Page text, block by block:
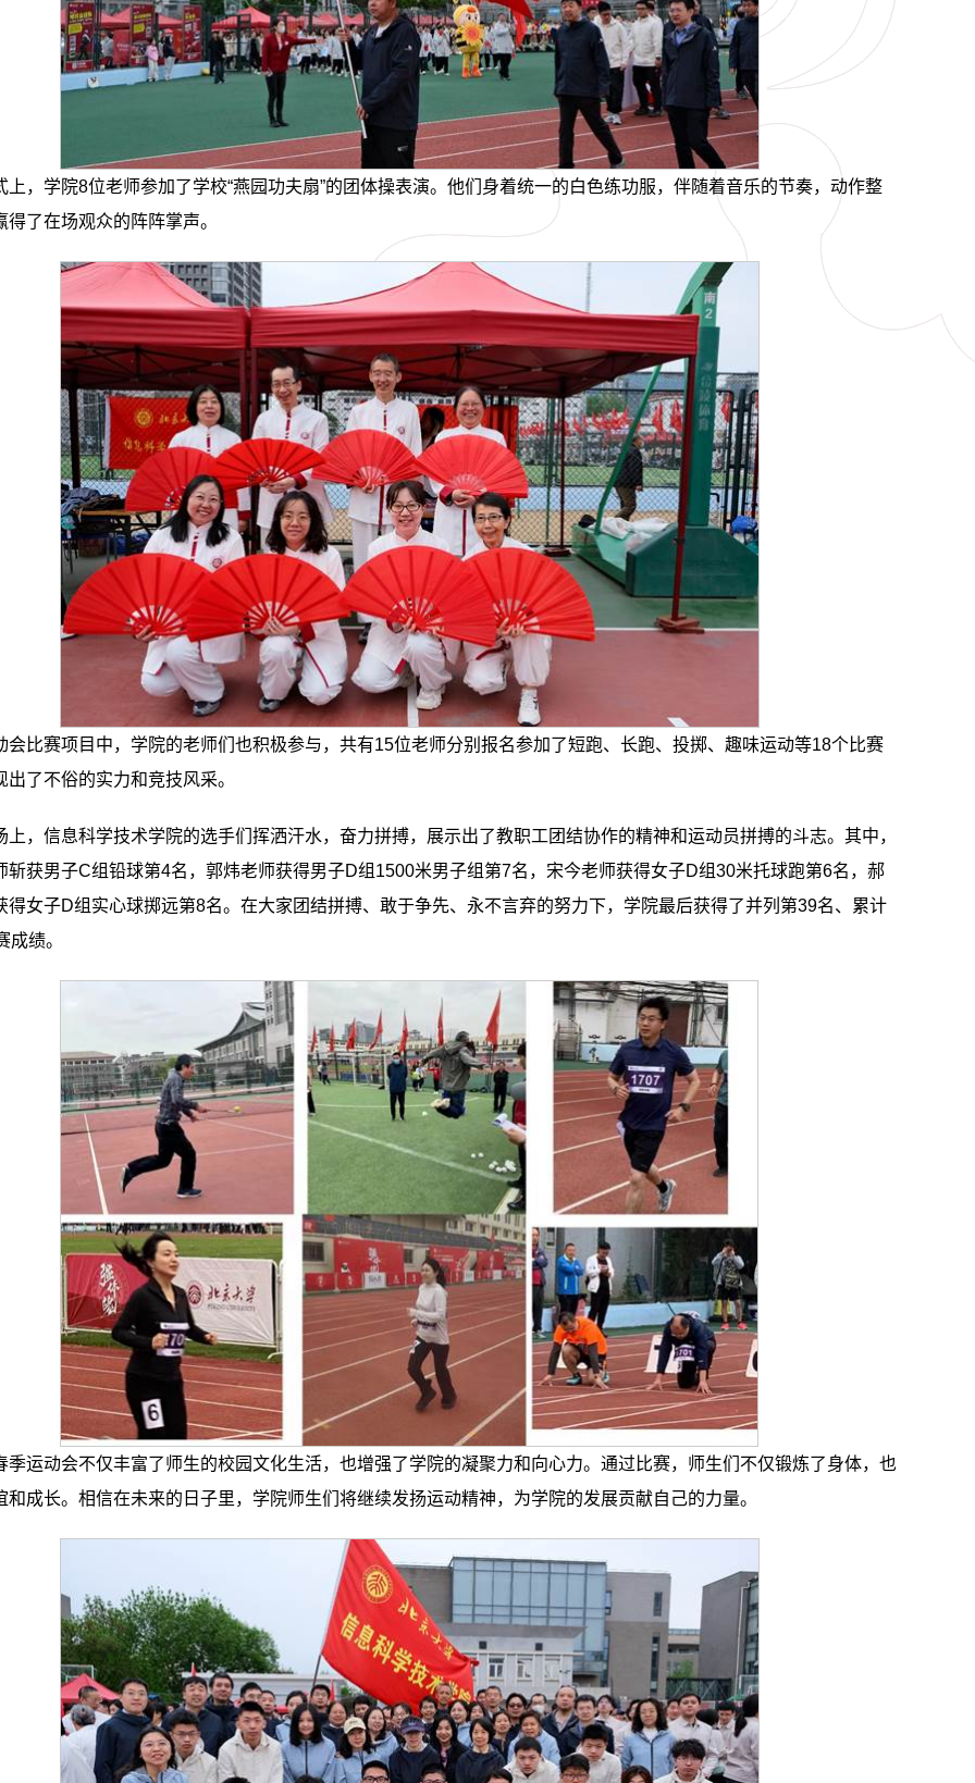
上，学院8位老师参加了学校“燕园功夫扇”的团体操表演。他们身着统一的白色练功服，伴随着音乐的节奏，动作整
得了在场观众的阵阵掌声。
会比赛项目中，学院的老师们也积极参与，共有15位老师分别报名参加了短跑、长跑、投掷、趣味运动等18个比赛
出了不俗的实力和竞技风采。
上，信息科学技术学院的选手们挥洒汗水，奋力拼搏，展示出了教职工团结协作的精神和运动员拼搏的斗志。其中，
斩获男子C组铅球第4名，郭炜老师获得男子D组1500米男子组第7名，宋今老师获得女子D组30米托球跑第6名，郝
得女子D组实心球掷远第8名。在大家团结拼搏、敢于争先、永不言弃的努力下，学院最后获得了并列第39名、累计
成绩。
季运动会不仅丰富了师生的校园文化生活，也增强了学院的凝聚力和向心力。通过比赛，师生们不仅锻炼了身体，也
和成长。相信在未来的日子里，学院师生们将继续发扬运动精神，为学院的发展贡献自己的力量。